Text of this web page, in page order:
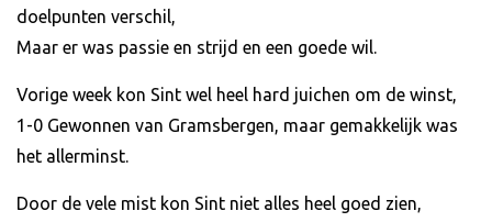
doelpunten verschil,
Maar er was passie en strijd en een goede wil.
Vorige week kon Sint wel heel hard juichen om de winst,
1-0 Gewonnen van Gramsbergen, maar gemakkelijk was
het allerminst.
Door de vele mist kon Sint niet alles heel goed zien,